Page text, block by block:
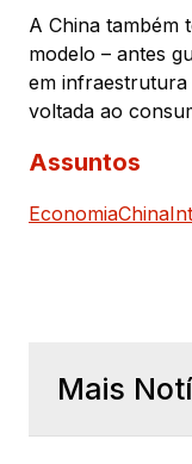
A China também
modelo – antes
em infraestrutura
voltada ao
Assuntos
EconomiaChina
Mais